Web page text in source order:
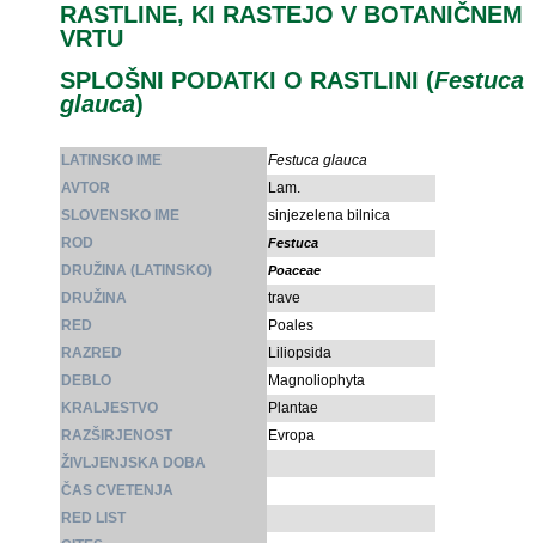
RASTLINE, KI RASTEJO V BOTANIČNEM
VRTU
SPLOŠNI PODATKI O RASTLINI (Festuca
glauca)
LATINSKO IME
Festuca glauca
AVTOR
Lam.
SLOVENSKO IME
sinjezelena bilnica
ROD
Festuca
DRUŽINA (LATINSKO) Poaceae
DRUŽINA
trave
RED
Poales
RAZRED
Liliopsida
DEBLO
Magnoliophyta
KRALJESTVO
Plantae
RAZŠIRJENOST
Evropa
ŽIVLJENJSKA DOBA
ČAS CVETENJA
RED LIST